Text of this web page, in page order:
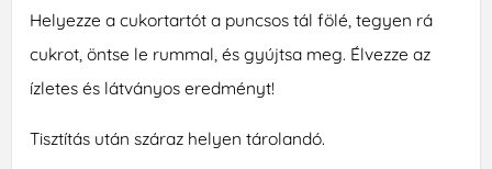
Helyezze a cukortartót a puncsos tál fölé, tegyen rá
cukrot, öntse le rummal, és gyújtsa meg. Élvezze az
ízletes és látványos eredményt!
Tisztítás után száraz helyen tárolandó.